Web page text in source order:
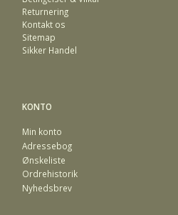
Returnering
Kontakt os
Sitemap
Sikker Handel
KONTO
Min konto
Adressebog
Ønskeliste
Ordrehistorik
Nyhedsbrev